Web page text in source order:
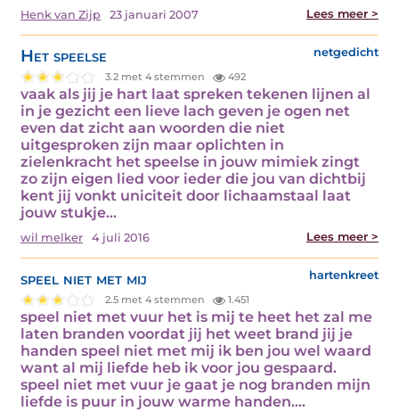
Henk van Zijp 23 januari 2007 Lees meer >
Het speelse netgedicht
3.2 met 4 stemmen 492
vaak als jij je hart laat spreken tekenen lijnen al
in je gezicht een lieve lach geven je ogen net
even dat zicht aan woorden die niet
uitgesproken zijn maar oplichten in
zielenkracht het speelse in jouw mimiek zingt
zo zijn eigen lied voor ieder die jou van dichtbij
kent jij vonkt uniciteit door lichaamstaal laat
jouw stukje…
wil melker 4 juli 2016 Lees meer >
speel niet met mij hartenkreet
2.5 met 4 stemmen 1.451
speel niet met vuur het is mij te heet het zal me
laten branden voordat jij het weet brand jij je
handen speel niet met mij ik ben jou wel waard
want al mij liefde heb ik voor jou gespaard.
speel niet met vuur je gaat je nog branden mijn
liefde is puur in jouw warme handen.…